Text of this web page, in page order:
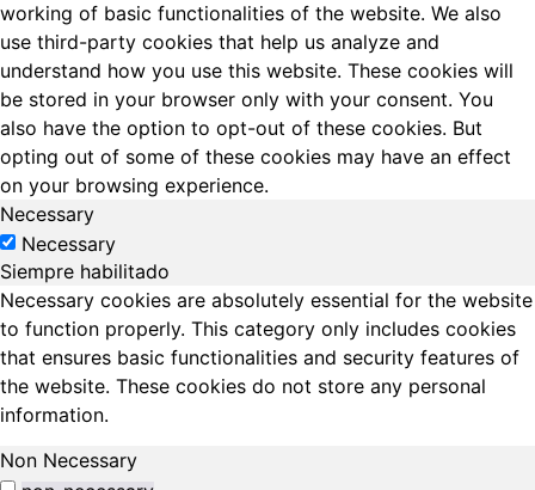
working of basic functionalities of the website. We also
use third-party cookies that help us analyze and
understand how you use this website. These cookies will
be stored in your browser only with your consent. You
also have the option to opt-out of these cookies. But
opting out of some of these cookies may have an effect
on your browsing experience.
Necessary
Necessary
Siempre habilitado
Necessary cookies are absolutely essential for the website
to function properly. This category only includes cookies
that ensures basic functionalities and security features of
the website. These cookies do not store any personal
information.
Non Necessary